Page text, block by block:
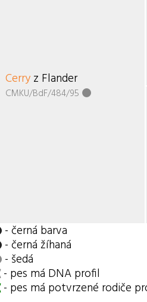
Cerryz Flander
CMKU/BdF/484/95
- černá barva
- černá žíhaná
- šedá
- pes má DNA profil
- pes má potvrzené rodiče